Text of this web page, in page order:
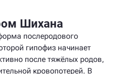
Шихана
послеродового
гипофиз начинает
после тяжёлых родов,
кровопотерей. В